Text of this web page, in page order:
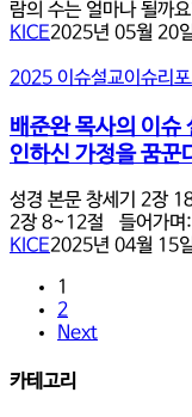
무
엘
16:1-
대
를
는
사
람’(에
소
서
2
13-
월
이
슈
설
교:
“위
기
부
부
를
32;
람의 수는 얼마나 될까
KICE2025년 05월 20
배
완
목
사
의
이
슈
설
문
교
2025 이슈설교이슈리
배준완 목사의 이
인하신 가정을 꿈꾼
성경 본문 창세기 2장
2장 8~12절 들어가며
KICE2025년 04월 15
1
2
Next
카테고리